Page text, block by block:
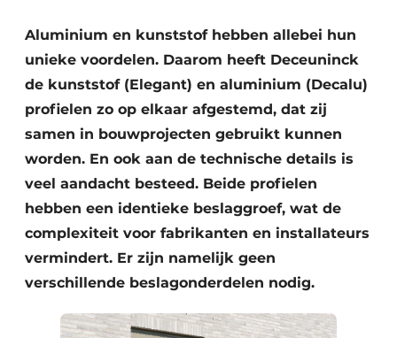
Aluminium en kunststof hebben allebei hun
unieke voordelen. Daarom heeft Deceuninck
de kunststof (Elegant) en aluminium (Decalu)
profielen zo op elkaar afgestemd, dat zij
samen in bouwprojecten gebruikt kunnen
worden. En ook aan de technische details is
veel aandacht besteed. Beide profielen
hebben een identieke beslaggroef, wat de
complexiteit voor fabrikanten en installateurs
vermindert. Er zijn namelijk geen
verschillende beslagonderdelen nodig.